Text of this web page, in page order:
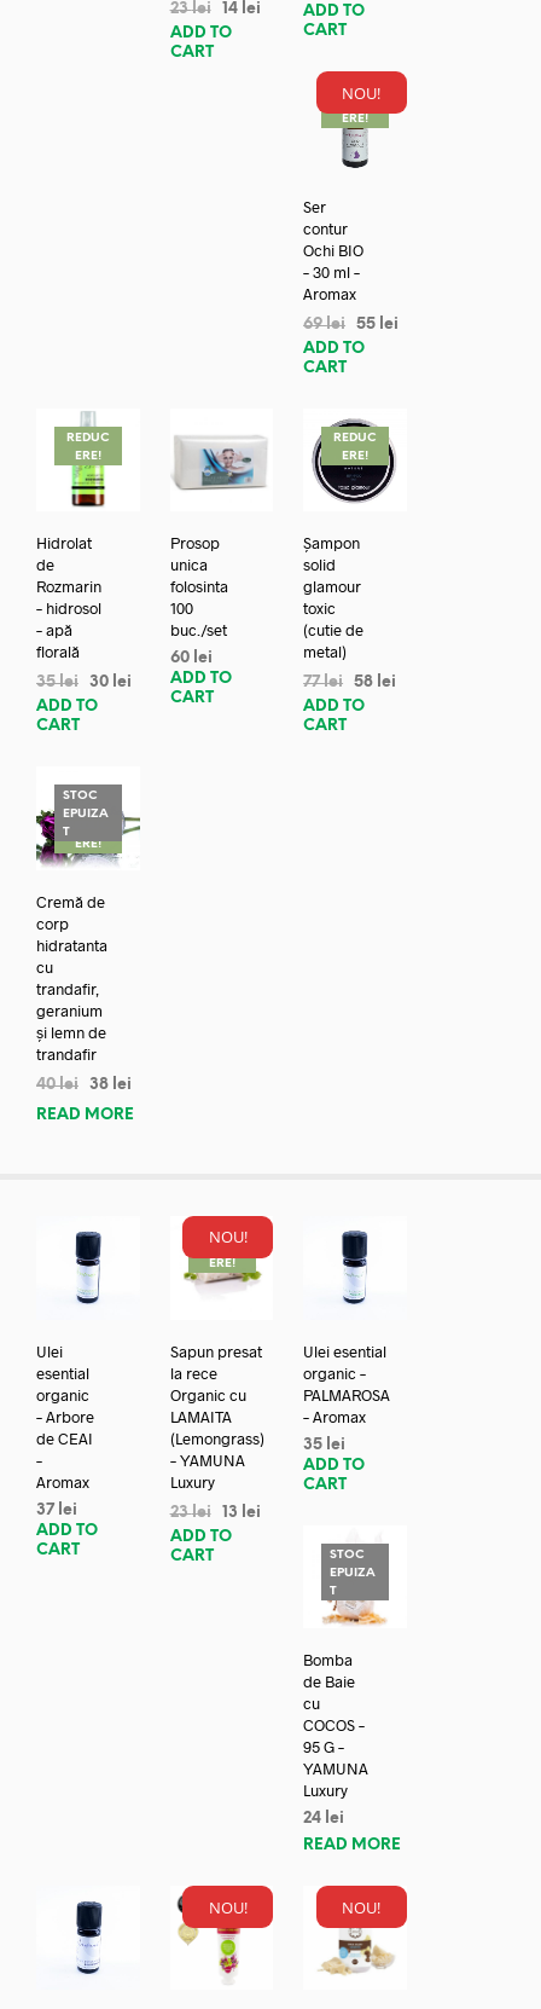
23lei 14 lei
ADD TO
CART
ADD TO
CART
NOU!
REDUC
ERE!
Ser
contur
Ochi BIO
– 30 ml –
Aromax
69lei 55 lei
ADD TO
CART
REDUC
ERE!
Hidrolat
de
Rozmarin
– hidrosol
– apă
florală
35lei 30 lei
ADD TO
CART
Prosop
unica
folosinta
100
buc./set
60 lei
ADD TO
CART
REDUC
ERE!
Șampon
solid
glamour
toxic
(cutie de
metal)
77lei 58 lei
ADD TO
CART
STOC
EPUIZA
TREDUC
ERE!
Cremă de
corp
hidratanta
cu
trandafir,
geranium
și lemn de
trandafir
40lei 38 lei
READ MORE
Ulei
esential
organic
– Arbore
de CEAI
–
Aromax
37 lei
ADD TO
CART
NOU!
REDUC
ERE!
Sapun presat
la rece
Organic cu
LAMAITA
(Lemongrass)
– YAMUNA
Luxury
23lei 13
lei
ADD TO
CART
Ulei esential
organic –
PALMAROSA
– Aromax
35 lei
ADD TO
CART
STOC
EPUIZA
T
Bomba
de Baie
cu
COCOS –
95 G –
YAMUNA
Luxury
24 lei
READ MORE
NOU! NOU!